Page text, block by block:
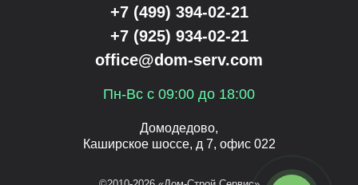
+7 (499) 394-02-21
+7 (925) 934-02-21
office@dom-serv.com
Пн-Вс с 09:00 до 18:00
Домодедово,
Каширское шоссе, д 7, офис 022